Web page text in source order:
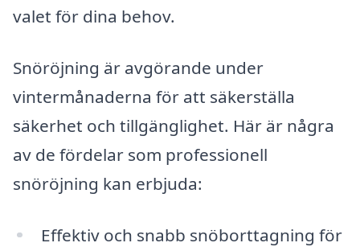
valet för dina behov.
Snöröjning är avgörande under
vintermånaderna för att säkerställa
säkerhet och tillgänglighet. Här är några
av de fördelar som professionell
snöröjning kan erbjuda:
Effektiv och snabb snöborttagning för